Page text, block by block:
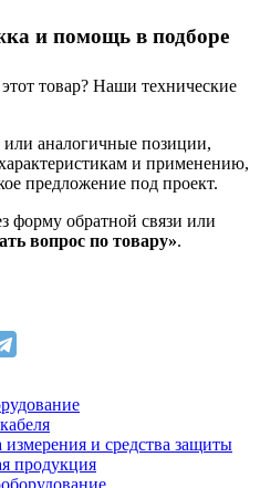
и помощь в подборе
товар? Наши технические
аналогичные позиции,
и применению,
предложение под проект.
форму обратной связи или
вопрос по товару».
и средства защиты
продукция